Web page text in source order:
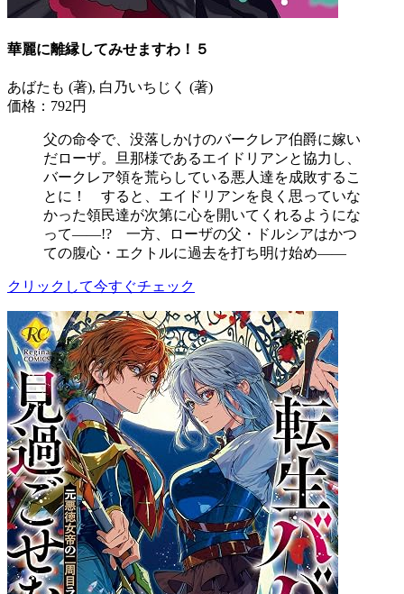
華麗に離縁してみせますわ！５
あばたも (著), 白乃いちじく (著)
価格：792円
父の命令で、没落しかけのバークレア伯爵に嫁い
だローザ。旦那様であるエイドリアンと協力し、
バークレア領を荒らしている悪人達を成敗するこ
とに！ すると、エイドリアンを良く思っていな
かった領民達が次第に心を開いてくれるようにな
って――!? 一方、ローザの父・ドルシアはかつ
ての腹心・エクトルに過去を打ち明け始め――
クリックして今すぐチェック